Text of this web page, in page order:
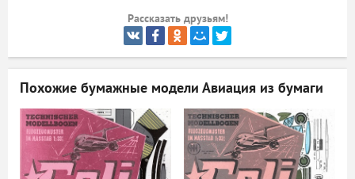
Рассказать друзьям!
Похожие бумажные модели Авиация из бумаги